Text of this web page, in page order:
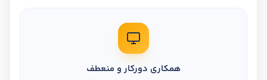
همکاری دورکار و منعطف